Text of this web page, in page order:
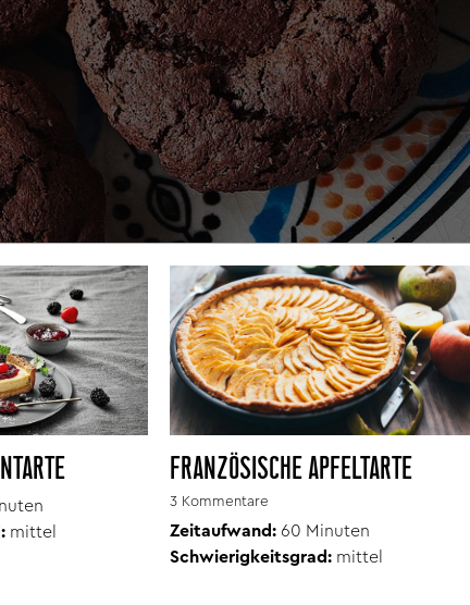
mittel
FRANZÖSISCHE APFELTARTE
3 Kommentare
Zeitaufwand:60 Minuten
Schwierigkeitsgrad:mittel